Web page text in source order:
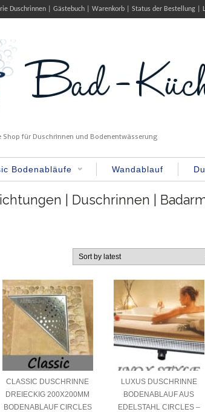
Duschrinnen Gästebuch Warenkorb Status der Bestellung
Shop für Duschrinnen und Bodenentwässerung
Bodenabläufe Wandablauf
| Duschrinnen |
CLASSIC DUSCHRINNE
DREIECKIG 200X200MM
BODENABLAUF CIRCLES
LUXUS DUSCHRINNE
BODENABLAUF AUS
EDELSTAHL CIRCLES –